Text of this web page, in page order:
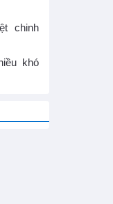
chinh
khó